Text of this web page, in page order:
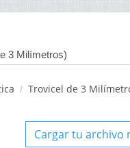
3 Milímetros)
Trovicel de 3
Cargar tu archivo